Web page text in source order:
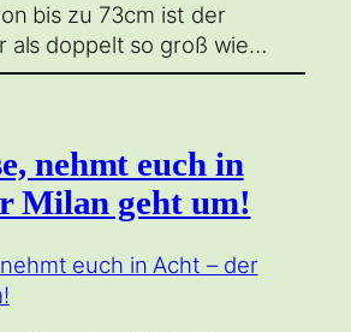
bis zu 73cm ist der
als doppelt so groß wie…
nehmt euch in
Milan geht um!